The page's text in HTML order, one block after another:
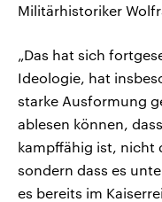
Militärhistoriker
„Das hat sich
Ideologie, hat
starke Ausformung
ablesen können,
kampffähig ist, nicht
sondern dass es
es bereits im